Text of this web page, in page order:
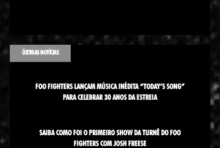
ÚLTIMAS NOTÍCIAS
FOO FIGHTERS LANÇAM MÚSICA INÉDITA “TODAY’S SONG”
PARA CELEBRAR 30 ANOS DA ESTREIA
SAIBA COMO FOI O PRIMEIRO SHOW DA TURNÊ DO FOO
FIGHTERS COM JOSH FREESE